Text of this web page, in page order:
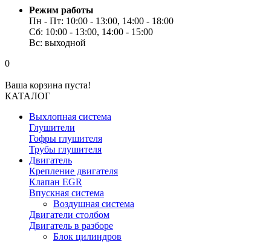
Режим работы
Пн - Пт: 10:00 - 13:00, 14:00 - 18:00
Сб: 10:00 - 13:00, 14:00 - 15:00
Вс: выходной
0
Ваша корзина пуста!
КАТАЛОГ
Выхлопная система
Глушители
Гофры глушителя
Трубы глушителя
Двигатель
Крепление двигателя
Клапан EGR
Впускная система
Воздушная система
Двигатели столбом
Двигатель в разборе
Блок цилиндров